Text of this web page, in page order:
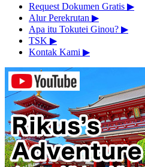
Request Dokumen Gratis ▶︎
Alur Perekrutan ▶︎
Apa itu Tokutei Ginou? ▶︎
TSK ▶︎
Kontak Kami ▶︎